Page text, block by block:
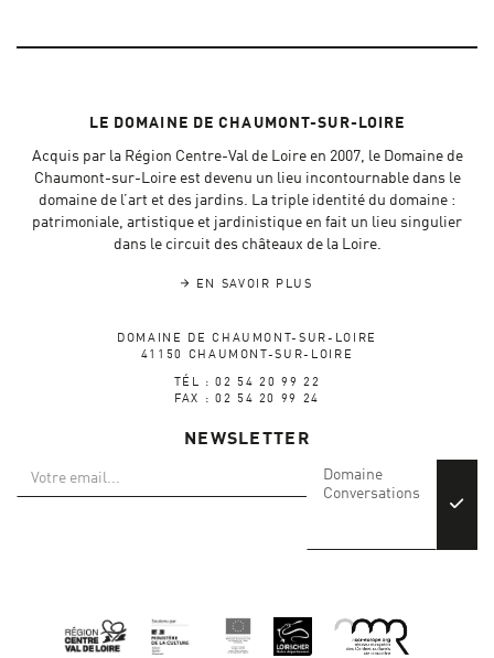
LE DOMAINE DE CHAUMONT-SUR-LOIRE
Acquis par la Région Centre-Val de Loire en 2007, le Domaine de
Chaumont-sur-Loire est devenu un lieu incontournable dans le
domaine de l’art et des jardins. La triple identité du domaine :
patrimoniale, artistique et jardinistique en fait un lieu singulier
dans le circuit des châteaux de la Loire.
EN SAVOIR PLUS
DOMAINE DE CHAUMONT-SUR-LOIRE
41150 CHAUMONT-SUR-LOIRE
TÉL : 02 54 20 99 22
FAX : 02 54 20 99 24
NEWSLETTER